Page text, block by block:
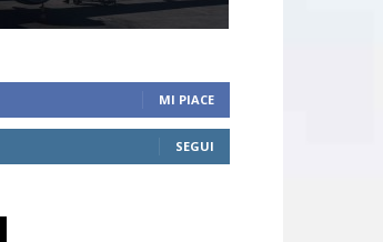
MI PIACE
SEGUI